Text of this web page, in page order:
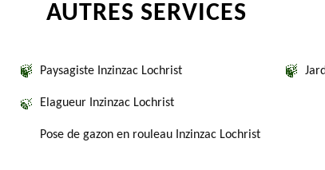
AUTRES SERVICES
Paysagiste Inzinzac Lochrist
Elagueur Inzinzac Lochrist
Pose de gazon en rouleau Inzinzac Lochrist